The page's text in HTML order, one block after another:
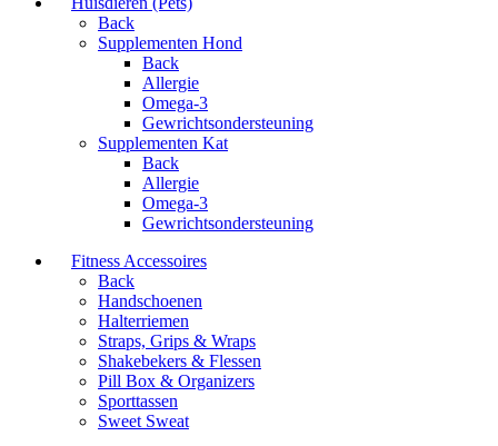
Back
Supplementen Hond
Back
Allergie
Omega-3
Gewrichtsondersteuning
Supplementen Kat
Back
Allergie
Omega-3
Gewrichtsondersteuning
Fitness Accessoires
Back
Handschoenen
Halterriemen
Straps, Grips & Wraps
Shakebekers & Flessen
Pill Box & Organizers
Sporttassen
Sweet Sweat